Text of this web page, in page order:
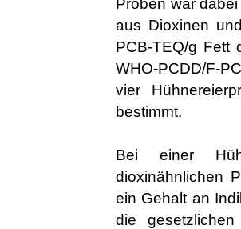
aus Dioxinen
PCB-TEQ/g Fett
WHO-PCDD/F-
vier
bestimmt.
Bei einer
dioxinähnlichen
ein Gehalt an
die